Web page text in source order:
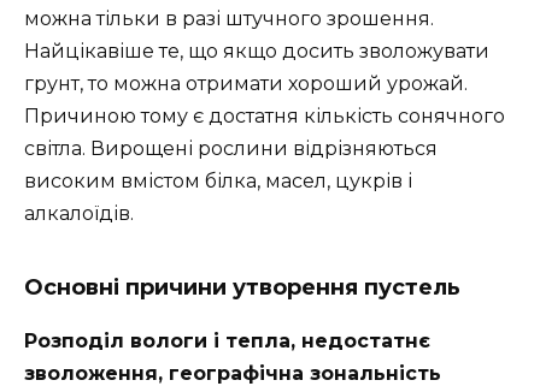
можна тільки в разі штучного зрошення.
Найцікавіше те, що якщо досить зволожувати
грунт, то можна отримати хороший урожай.
Причиною тому є достатня кількість сонячного
світла. Вирощені рослини відрізняються
високим вмістом білка, масел, цукрів і
алкалоїдів.
Основні причини утворення пустель
Розподіл вологи і тепла, недостатнє
зволоження, географічна зональність